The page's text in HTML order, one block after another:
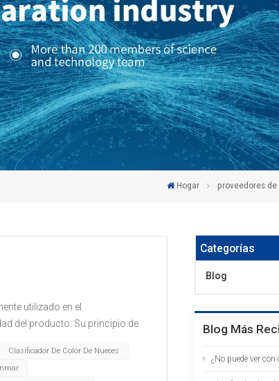
Hogar proveedores
Categorías
Blog
Blog Más
¿No puede ver con claridad los pequeños fragmentos de
utilizado en el
del producto. Su principio de
El dispositivo de
alimentación. Bajo la acción
Clasificador De Color De Nueces